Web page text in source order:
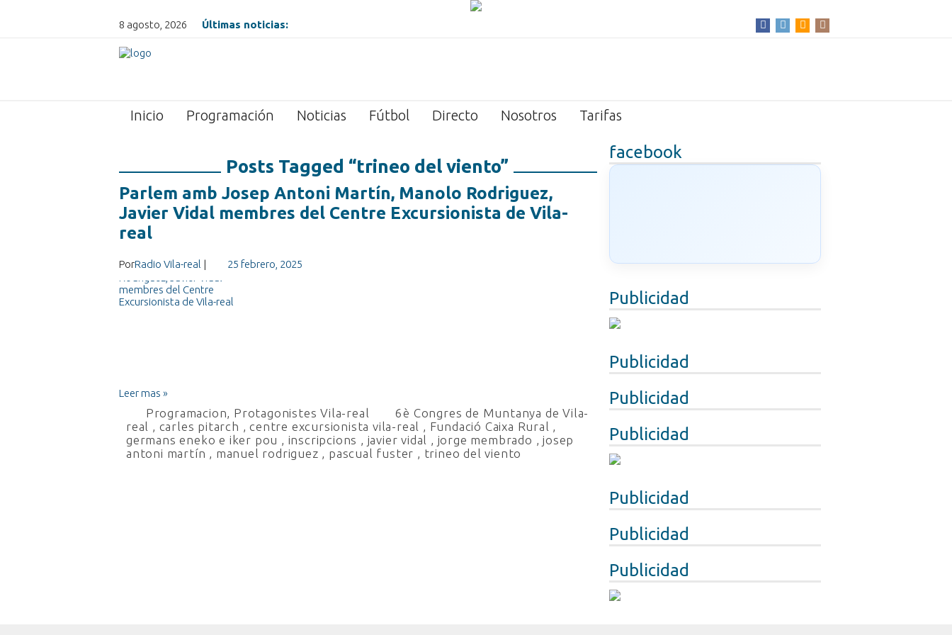
8 agosto, 2026 Últimas noticias:
Inicio Programación Noticias Fútbol Directo Nosotros Tarifas
facebook
Publicidad
Publicidad
Publicidad
Publicidad
Publicidad
Publicidad
Publicidad
Posts Tagged “trineo del viento”
Parlem amb Josep Antoni Martín, Manolo Rodriguez,
Javier Vidal membres del Centre Excursionista de Vila-
real
PorRadio Vila-real | 25 febrero, 2025
Leer mas »
Programacion, Protagonistes Vila-real
6è Congres de Muntanya de Vila-
real , carles pitarch ,centre excursionista vila-real , Fundació Caixa Rural ,
germans eneko e iker pou , inscripcions , javier vidal , jorge membrado ,josep
antoni martín , manuel rodriguez , pascual fuster , trineo del viento